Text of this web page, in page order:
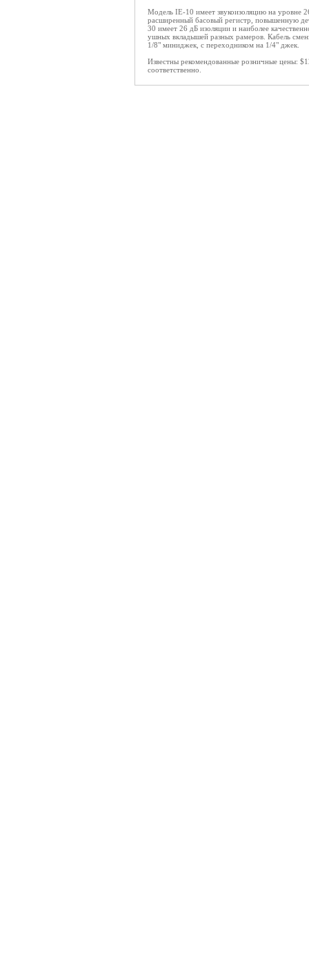
Модель IE-10 имеет звукоизоляцию на уровне
расширенный басовый регистр, повышенную
30 имеет 26 дБ изоляции и наиболее
ушных вкладышей разных рамеров. Кабель
1/8" миниджек, с переходником на 1/4" джек.
Известны рекомендованные розничные цены:
соответственно.